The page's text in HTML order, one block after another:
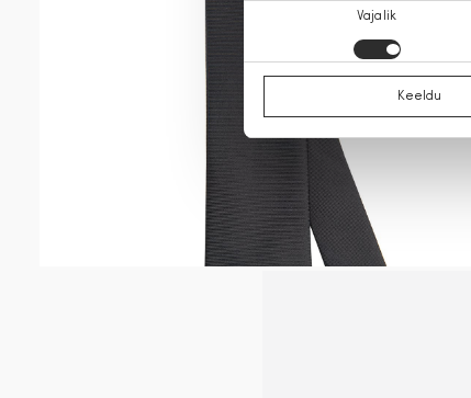
Vajalik
Keeldu